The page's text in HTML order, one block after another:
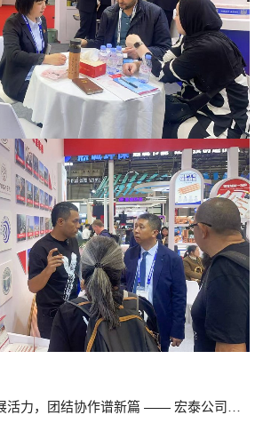
上一篇：“绳”彩飞扬展活力，团结协作谱新篇 —— 宏泰公司跳绳比赛圆满落幕